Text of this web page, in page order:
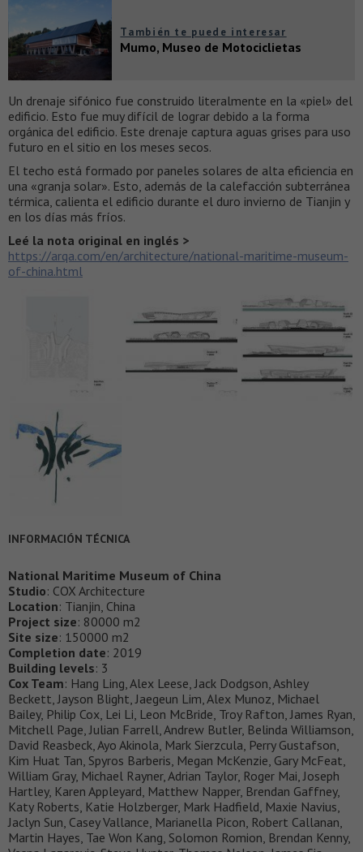
También te puede interesar
Mumo, Museo de Motociclietas
Un drenaje sifónico fue construido literalmente en la «piel» del
edificio. Esto fue muy difícil de lograr debido a la forma
orgánica del edificio. Este drenaje captura aguas grises para uso
futuro en el sitio en los meses secos.
El techo está formado por paneles solares de alta eficiencia en
una «granja solar». Esto, además de la calefacción subterránea
térmica, calienta el edificio durante el duro invierno de Tianjin y
en los días más fríos.
Leé la nota original en inglés >
https://arqa.com/en/architecture/national-maritime-museum-
of-china.html
INFORMACIÓN TÉCNICA
National Maritime Museum of China
Studio: COX Architecture
Location: Tianjin, China
Project size: 80000 m2
Site size: 150000 m2
Completion date: 2019
Building levels: 3
Cox Team: Hang Ling, Alex Leese, Jack Dodgson, Ashley
Beckett, Jayson Blight, Jaegeun Lim, Alex Munoz, Michael
Bailey, Philip Cox, Lei Li, Leon McBride, Troy Rafton, James Ryan,
Mitchell Page, Julian Farrell, Andrew Butler, Belinda Williamson,
David Reasbeck, Ayo Akinola, Mark Sierzcula, Perry Gustafson,
Kim Huat Tan, Spyros Barberis, Megan McKenzie, Gary McFeat,
William Gray, Michael Rayner, Adrian Taylor, Roger Mai, Joseph
Hartley, Karen Appleyard, Matthew Napper, Brendan Gaffney,
Katy Roberts, Katie Holzberger, Mark Hadfield, Maxie Navius,
Jaclyn Sun, Casey Vallance, Marianella Picon, Robert Callanan,
Martin Hayes, Tae Won Kang, Solomon Romion, Brendan Kenny,